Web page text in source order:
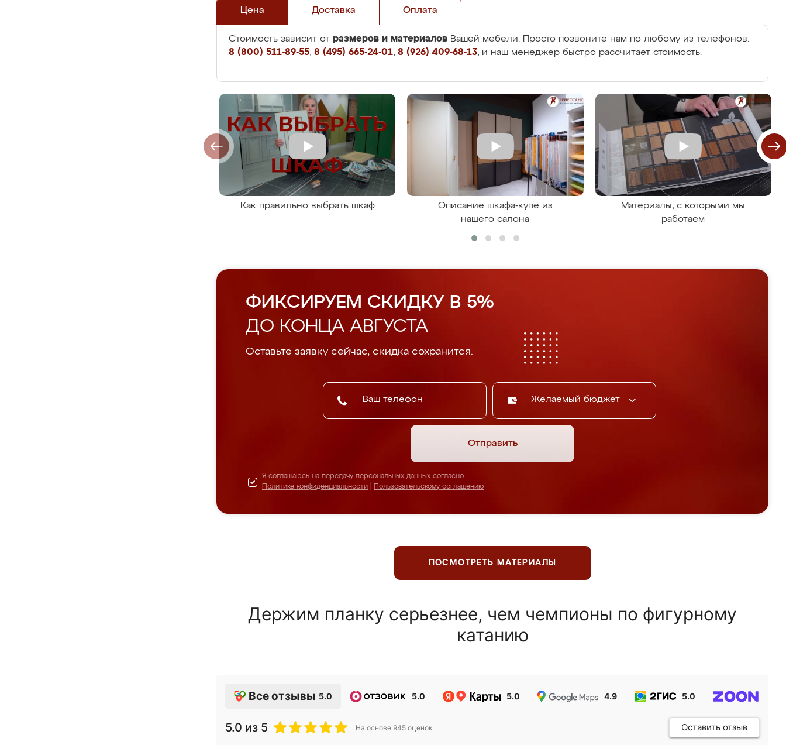
Цена Доставка Оплата
Стоимость зависит от размеров и материалов Вашей мебели. Просто позвоните нам по любому из телефонов:
8 (800) 511-89-55, 8 (495) 665-24-01, 8 (926) 409-68-13, и наш менеджер быстро рассчитает стоимость.
Как правильно выбрать шкаф
Описание шкафа-купе из
нашего салона
Материалы, с которыми мы
работаем
ФИКСИРУЕМ СКИДКУ В 5%
ДО КОНЦА АВГУСТА
Оставьте заявку сейчас, скидка сохранится.
Желаемый бюджет
Отправить
Я соглашаюсь на передачу персональных данных согласно
Политике конфиденциальности
Пользовательскому соглашению
ПОСМОТРЕТЬ МАТЕРИАЛЫ
Держим планку серьезнее, чем чемпионы по фигурному
катанию
Все отзывы 5.0 5.0 5.0 4.9 5.0
5.0 из 5 На основе 945 оценок Оставить отзыв